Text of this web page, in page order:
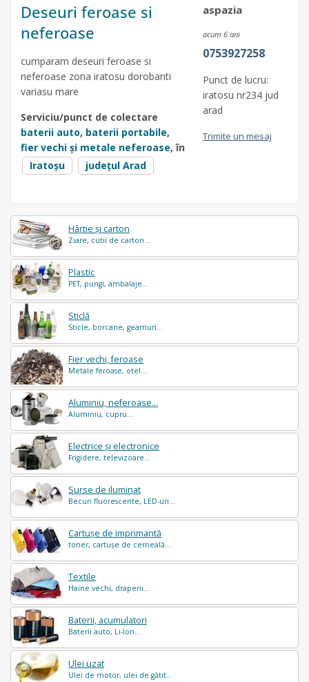
Hârtie și carton
Ziare, cutii de carton...
Plastic
PET, pungi, ambalaje...
Sticlă
Sticle, borcane, geamuri...
Fier vechi, feroase
Metale feroase, otel...
Aluminiu, neferoase...
Aluminiu, cupru...
Electrice și electronice
Frigidere, televizoare...
Surse de iluminat
Becuri fluorescente, LED-uri...
Cartușe de imprimantă
toner, cartușe de cerneală...
Textile
Haine vechi, draperii...
Baterii, acumulatori
Baterii auto, Li-Ion...
Ulei uzat
Ulei de motor, ulei de gătit...
Deseuri feroase si
neferoase
cumparam deseuri feroase si
neferoase zona iratosu dorobanti
variasu mare
Serviciu/punct de colectare
baterii auto, baterii portabile,
fier vechi și metale neferoase, în
Iratoşu
județul Arad
aspazia
acum 6 ani
0753927258
Punct de lucru:
iratosu nr234 jud
arad
Trimite un mesaj